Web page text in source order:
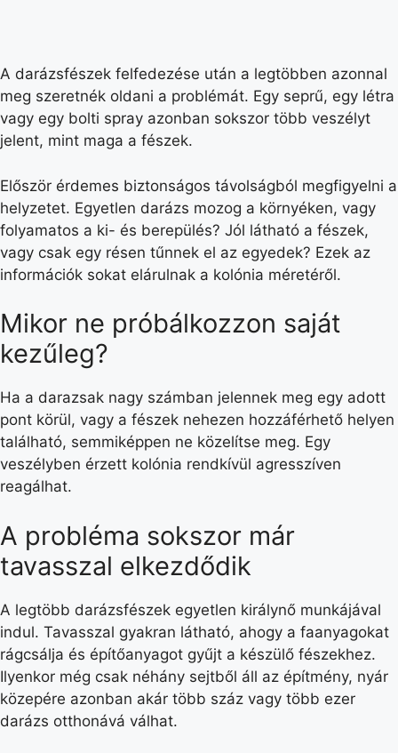
A darázsfészek felfedezése után a legtöbben azonnal
meg szeretnék oldani a problémát. Egy seprű, egy létra
vagy egy bolti spray azonban sokszor több veszélyt
jelent, mint maga a fészek.
Először érdemes biztonságos távolságból megfigyelni a
helyzetet. Egyetlen darázs mozog a környéken, vagy
folyamatos a ki- és berepülés? Jól látható a fészek,
vagy csak egy résen tűnnek el az egyedek? Ezek az
információk sokat elárulnak a kolónia méretéről.
Mikor ne próbálkozzon saját
kezűleg?
Ha a darazsak nagy számban jelennek meg egy adott
pont körül, vagy a fészek nehezen hozzáférhető helyen
található, semmiképpen ne közelítse meg. Egy
veszélyben érzett kolónia rendkívül agresszíven
reagálhat.
A probléma sokszor már
tavasszal elkezdődik
A legtöbb darázsfészek egyetlen királynő munkájával
indul. Tavasszal gyakran látható, ahogy a faanyagokat
rágcsálja és építőanyagot gyűjt a készülő fészekhez.
Ilyenkor még csak néhány sejtből áll az építmény, nyár
közepére azonban akár több száz vagy több ezer
darázs otthonává válhat.